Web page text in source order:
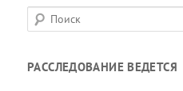
П
о
с
РАССЛЕДОВАНИЕ ВЕДЕТСЯ